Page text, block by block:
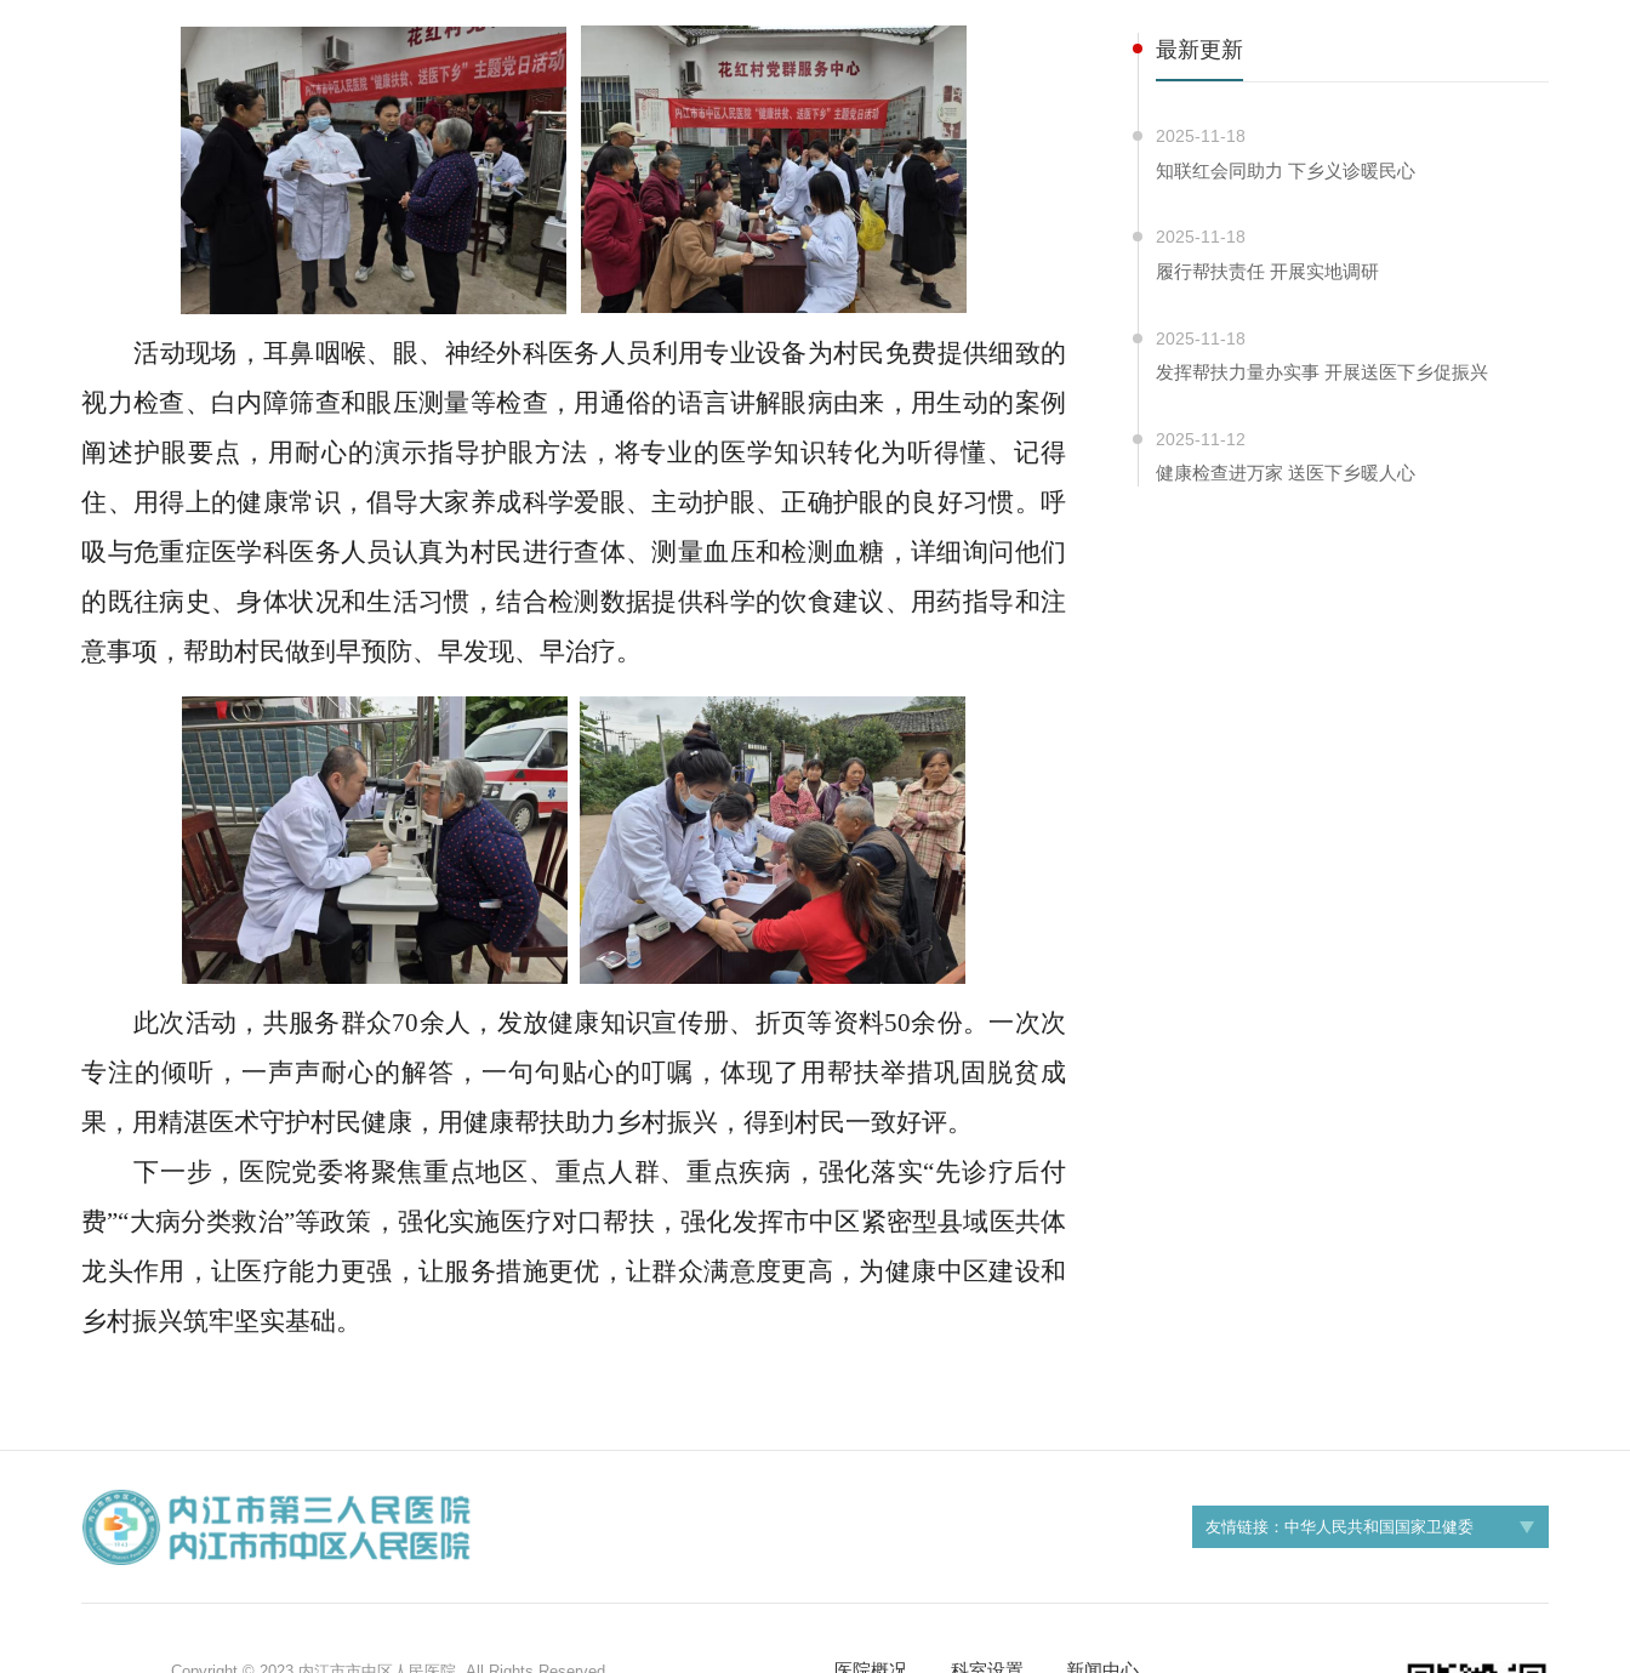
活动现场，耳鼻咽喉、眼、 神经外科医务人员利用专业设备为村民免费提供细致的
视力检查、白内障筛查和眼压测量等检查，用通俗的语言讲解眼病由来，用生动的案例
阐述护眼要点，用耐心的演示指导护眼方法 ， 将专业的医学知识转化为听得懂、记得
住、用得上的健康常识，倡导大家养成科学爱眼、 主动护眼、 正确护眼的良好习惯。呼
吸与危重症医学科医务人员认真为村民进行查体、测量血压和检测血糖，详细询问他们
的既往病史、身体状况和生活习惯，结合检测数据提供科学的饮食建议、用药指导和注
意事项，帮助村民做到早预防、早发现、早治疗。
此次活动， 共服务群众70余人，发放健康知识宣传册、折页等资料50余份。一次次
专注的倾听，一声声耐心的解答，一句句贴心的叮嘱，体现了 用帮扶举措巩固脱贫成
果，用精湛医术守护村民健康，用健康帮扶助力乡村振兴，得到村民一致好评。
下一步，医院党委将聚焦重点地区、重点人群、重点疾病，强化落实“先诊疗后付
费”“大病分类救治”等政策，强化实施医疗对口帮扶，强化发挥市中区紧密型县域医共体
龙头作用，让医疗能力更强，让服务措施更优，让群众满意度更高，为健康中区建设和
乡村振兴筑牢坚实基础。
最新更新
2025-11-18
知联红会同助力 下乡义诊暖民心
2025-11-18
履行帮扶责任 开展实地调研
2025-11-18
发挥帮扶力量办实事 开展送医下乡促振兴
2025-11-12
健康检查进万家 送医下乡暖人心
友情链接：中华人民共和国国家卫健委